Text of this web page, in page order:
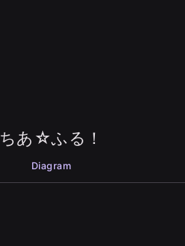
ちあ☆ふる！
Diagram